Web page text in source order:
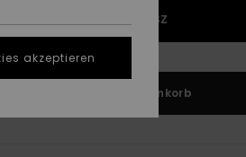
1SZ
In den Warenkorb
akzeptieren